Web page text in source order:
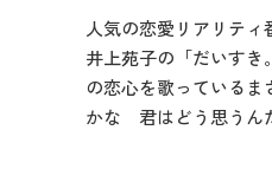
人気の恋愛リアリティ
井上苑子の「だいす
の恋心を歌っている
かな 君はどう思うん